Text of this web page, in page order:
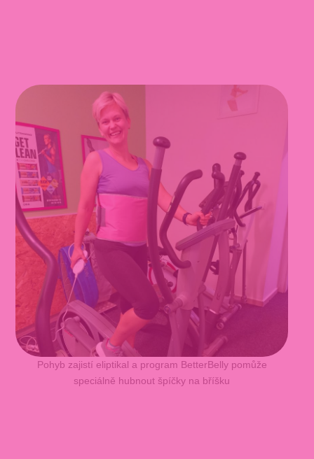
Pohyb zajistí eliptikal a program BetterBelly pomůže
speciálně hubnout špíčky na bříšku